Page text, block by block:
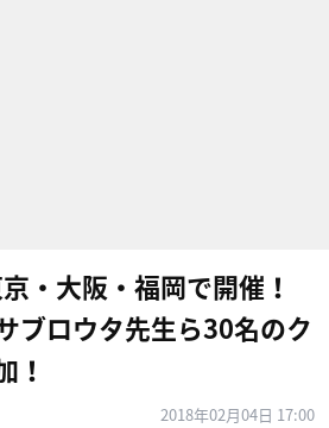
・大阪・福岡で開催！
ブロウタ先生ら30名のク
！
2018年02月04日 17:00